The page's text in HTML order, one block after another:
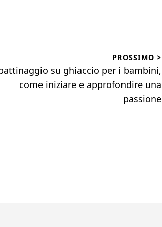
PROSSIMO >
su ghiaccio per i bambini,
come iniziare e approfondire una
passione